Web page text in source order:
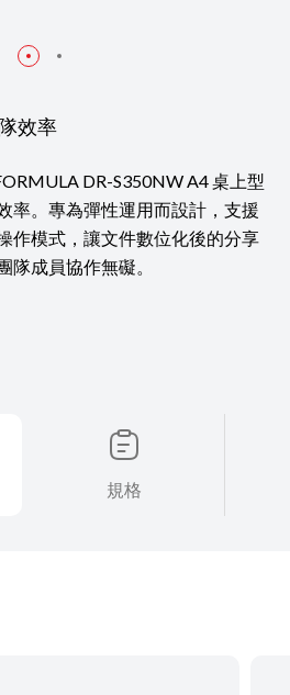
效率
DR-S350NW A4 桌上型
率。專為彈性運用而設計，支援
作模式，讓文件數位化後的分享
隊成員協作無礙。
規格